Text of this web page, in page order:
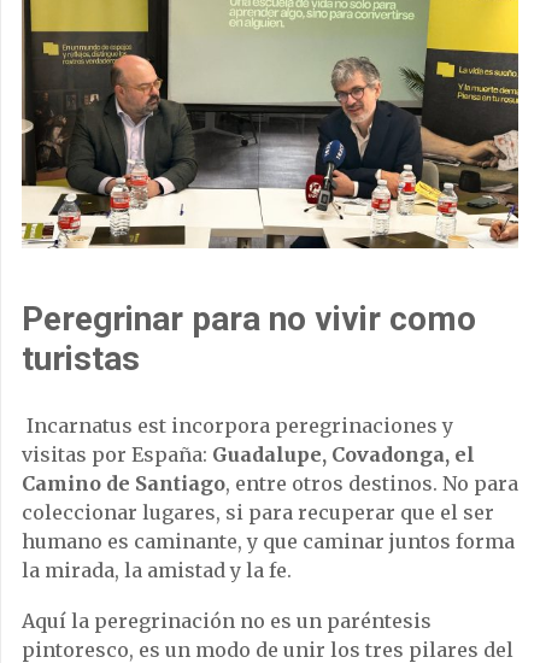
Peregrinar para no vivir como
turistas
Incarnatus est incorpora peregrinaciones y
visitas por España: Guadalupe, Covadonga, el
Camino de Santiago, entre otros destinos. No para
coleccionar lugares, si para recuperar que el ser
humano es caminante, y que caminar juntos forma
la mirada, la amistad y la fe.
Aquí la peregrinación no es un paréntesis
pintoresco, es un modo de unir los tres pilares del